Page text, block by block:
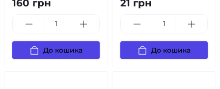
160 грн
До кошика
21 грн
До кошика